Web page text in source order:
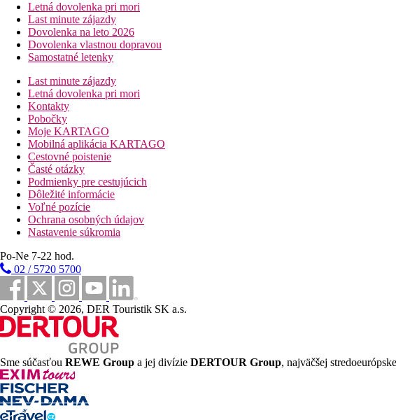
Ostatné typy izieb(pokiaľ nie je uvedené inak, majú izby vyššie uvedené
Štúdio:navyše kuchynka
Informácie o hoteli
vstupná hala s recepciou
snack bar
Wi-Fi v spoločných priestoroch (zadarmo)
hostia môžu využiť bazén v hoteli Odyssey ležiacom vedľa hotela Kalypso
Popis pláže
piesočnatá s pozvoľným vstupom
lehátka a slnečníky (za poplatok)
Športové aktivity za príplatok
vodné športy na pláži
Stravovanie
Raňajky
Raňajky kontinentálne servírované
Oficiálna kategória
3 hviezdičky
Poznámka
V Grécku je povinnosť hradiť pobytovú taxu v závislosti od kategórie hotela. Taxa
a aktivít môže byť ovplyvnená zavedením prípadných hygienických či
Vzdialenosti
150 m
Letná dovolenka pri mori
Last minute zájazdy
Dovolenka na leto 2026
Dovolenka vlastnou dopravou
Samostatné letenky
Last minute zájazdy
Letná dovolenka pri mori
Kontakty
Pobočky
Moje KARTAGO
Mobilná aplikácia KARTAGO
Cestovné poistenie
Časté otázky
Podmienky pre cestujúcich
Dôležité informácie
Voľné pozície
Ochrana osobných údajov
Nastavenie súkromia
Po-Ne 7-22 hod.
02 / 5720 5700
Copyright © 2026, DER Touristik SK a.s.
Sme súčasťou REWE Group a jej divízie DERTOUR Group, najväčšej